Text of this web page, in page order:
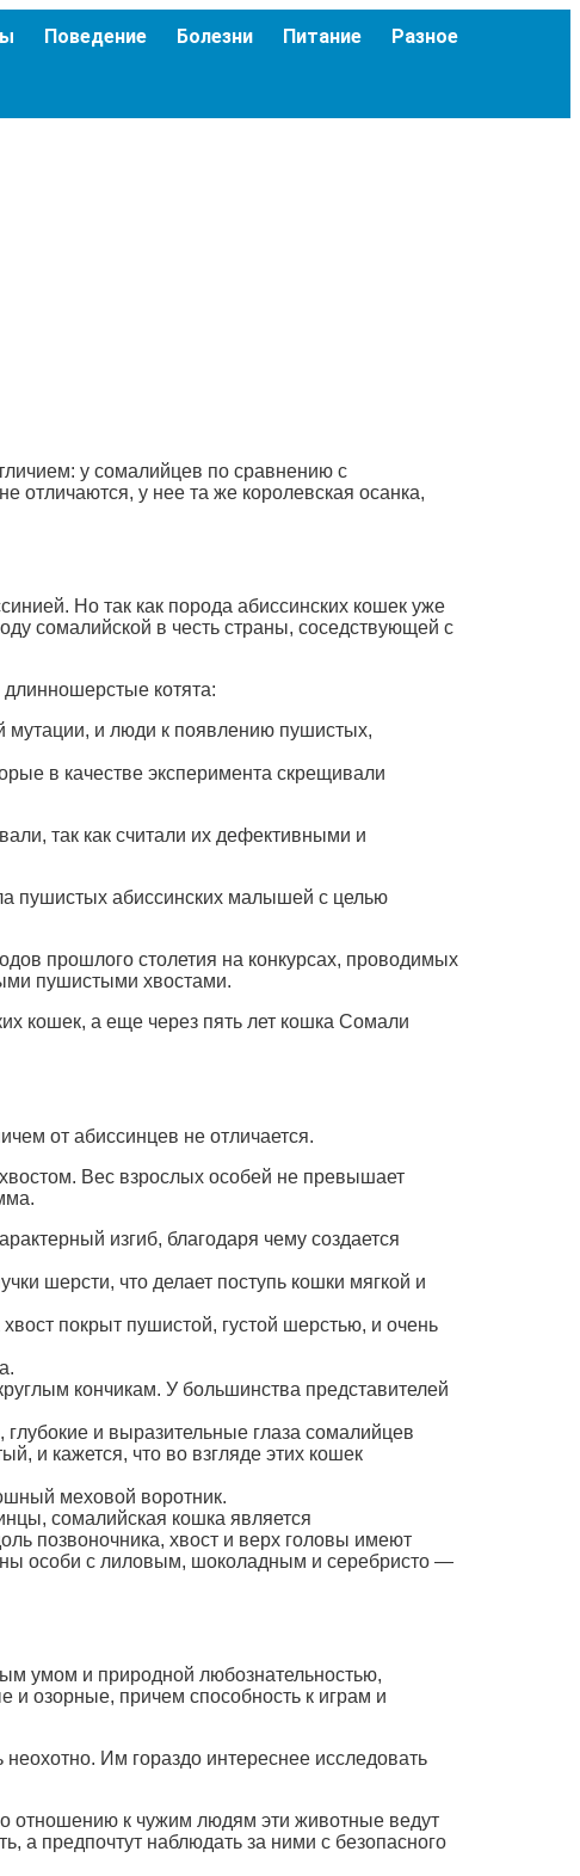
Поведение Болезни Питание Разное
у сомалийцев по сравнению с
отличаются, у нее та же королевская осанка,
Но так как порода абиссинских кошек уже
сомалийской в честь страны, соседствующей с
котята:
мутации, и люди к появлению пушистых,
в качестве эксперимента скрещивали
так как считали их дефективными и
пушистых абиссинских малышей с целью
прошлого столетия на конкурсах, проводимых
пушистыми хвостами.
кошек, а еще через пять лет кошка Сомали
от абиссинцев не отличается.
Вес взрослых особей не превышает
изгиб, благодаря чему создается
шерсти, что делает поступь кошки мягкой и
покрыт пушистой, густой шерстью, и очень
кончикам. У большинства представителей
и выразительные глаза сомалийцев
и кажется, что во взгляде этих кошек
меховой воротник.
сомалийская кошка является
позвоночника, хвост и верх головы имеют
особи с лиловым, шоколадным и серебристо —
умом и природной любознательностью,
и озорные, причем способность к играм и
Им гораздо интереснее исследовать
отношению к чужим людям эти животные ведут
а предпочтут наблюдать за ними с безопасного